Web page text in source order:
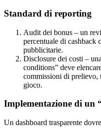
Standard di reporting
Audit dei bonus – un
percentuale di cashback
pubblicitarie.
Disclosure dei costi –
conditions” deve
commissioni di prelievo,
gioco.
Implementazione di un
Un dashboard trasparente